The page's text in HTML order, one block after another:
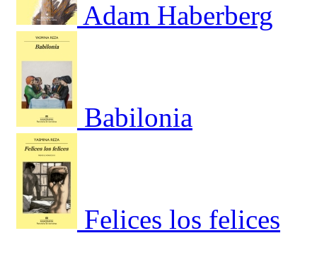
Adam Haberberg
Babilonia
Felices los felices